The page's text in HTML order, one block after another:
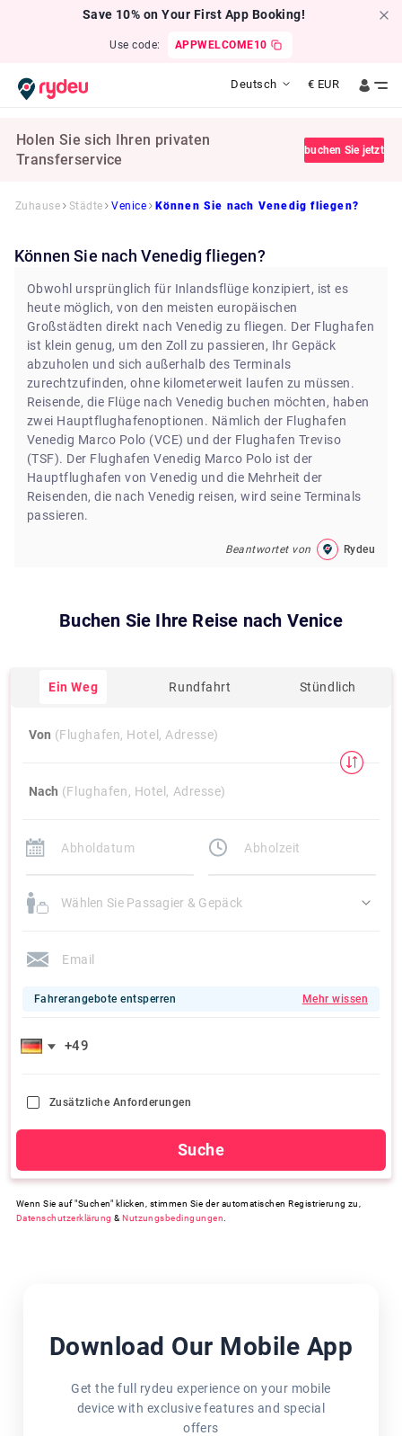
Save 10% on Your First App Booking!
Use code: APPWELCOME10
Deutsch € EUR
Holen Sie sich Ihren privaten
Transferservice
buchen Sie jetzt
Zuhause Städte Venice Können Sie nach Venedig fliegen?
Können Sie nach Venedig fliegen?
Obwohl ursprünglich für Inlandsflüge konzipiert, ist es
heute möglich, von den meisten europäischen
Großstädten direkt nach Venedig zu fliegen. Der Flughafen
ist klein genug, um den Zoll zu passieren, Ihr Gepäck
abzuholen und sich außerhalb des Terminals
zurechtzufinden, ohne kilometerweit laufen zu müssen.
Reisende, die Flüge nach Venedig buchen möchten, haben
zwei Hauptflughafenoptionen. Nämlich der Flughafen
Venedig Marco Polo (VCE) und der Flughafen Treviso
(TSF). Der Flughafen Venedig Marco Polo ist der
Hauptflughafen von Venedig und die Mehrheit der
Reisenden, die nach Venedig reisen, wird seine Terminals
passieren.
Beantwortet von Rydeu
Buchen Sie Ihre Reise nach Venice
Ein Weg Rundfahrt Stündlich
Von (Flughafen, Hotel, Adresse)
Nach (Flughafen, Hotel, Adresse)
Wählen Sie Passagier & Gepäck
Fahrerangebote entsperren Mehr wissen
Zusätzliche Anforderungen
Suche
Wenn Sie auf "Suchen" klicken, stimmen Sie der automatischen Registrierung zu,
Datenschutzerklärung &Nutzungsbedingungen
Download Our Mobile App
Get the full rydeu experience on your mobile
device with exclusive features and special
offers